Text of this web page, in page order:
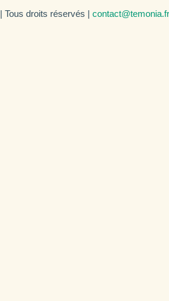
| Tous droits réservés | contact@temonia.fr